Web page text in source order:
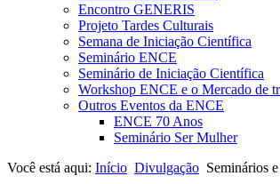
Encontro GENERIS
Projeto Tardes Culturais
Semana de Iniciação Científica
Seminário ENCE
Seminário de Iniciação Científica
Workshop ENCE e o Mercado de
Outros Eventos da ENCE
ENCE 70 Anos
Seminário Ser Mulher
Você está aqui: Início Divulgação Seminários